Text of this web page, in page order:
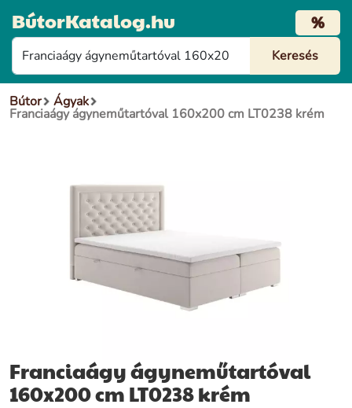
BútorKatalog.hu %
Bútor Ágyak
Franciaágy ágyneműtartóval 160x200 cm LT0238 krém
Franciaágy ágyneműtartóval
160x200 cm LT0238 krém